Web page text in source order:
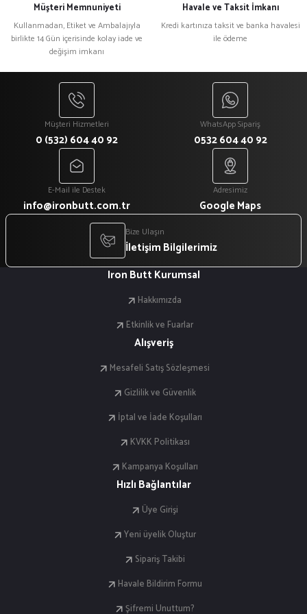
Bu ürüne benzer farklı alternatifler olmalı.
Müşteri Memnuniyeti
Kullanmadan, Etiket ve Ambalajıyla
birlikte 14 Gün içerisinde kolay iade ve
değişim imkanı
Havale ve Taksit İmkanı
Kredi kartınıza taksit ve banka havalesi
ile ödeme
Müşteri Hizmetleri
0 (532) 604 40 92
WhatsApp Sipariş
0532 604 40 92
E-Mail ile Destek
info@ironbutt.com.tr
Adresimiz
Google Maps
Bize Ulaşın
İletişim Bilgilerimiz
Iron Butt Kurumsal
Hakkımızda
Etkinlik ve Fuarlar
Alışveriş
Mesafeli Satış Sözleşmesi
Gizlilik ve Güvenlik
İptal ve İade Koşulları
KVKK Politikası
Kampanya Koşulları
Hızlı Bağlantılar
Üye Girişi
Yeni üyelik Oluştur
Sipariş Takibi
Havale Bildirim Formu
Şifremi Unuttum?